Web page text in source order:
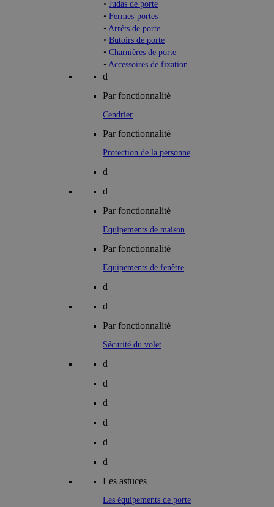
• Judas de porte
• Fermes-portes
• Arrêts de porte
• Butoirs de porte
• Charnières de porte
• Accessoires de fixation
d
Par fonctionnalité
Cendrier
Par fonctionnalité
Protection de la personne
d
d
Par fonctionnalité
Equipements de maison
Par fonctionnalité
Equipements de fenêtre
d
d
Par fonctionnalité
Sécurité du volet
d
d
d
d
d
d
Les astuces
Les équipements de porte